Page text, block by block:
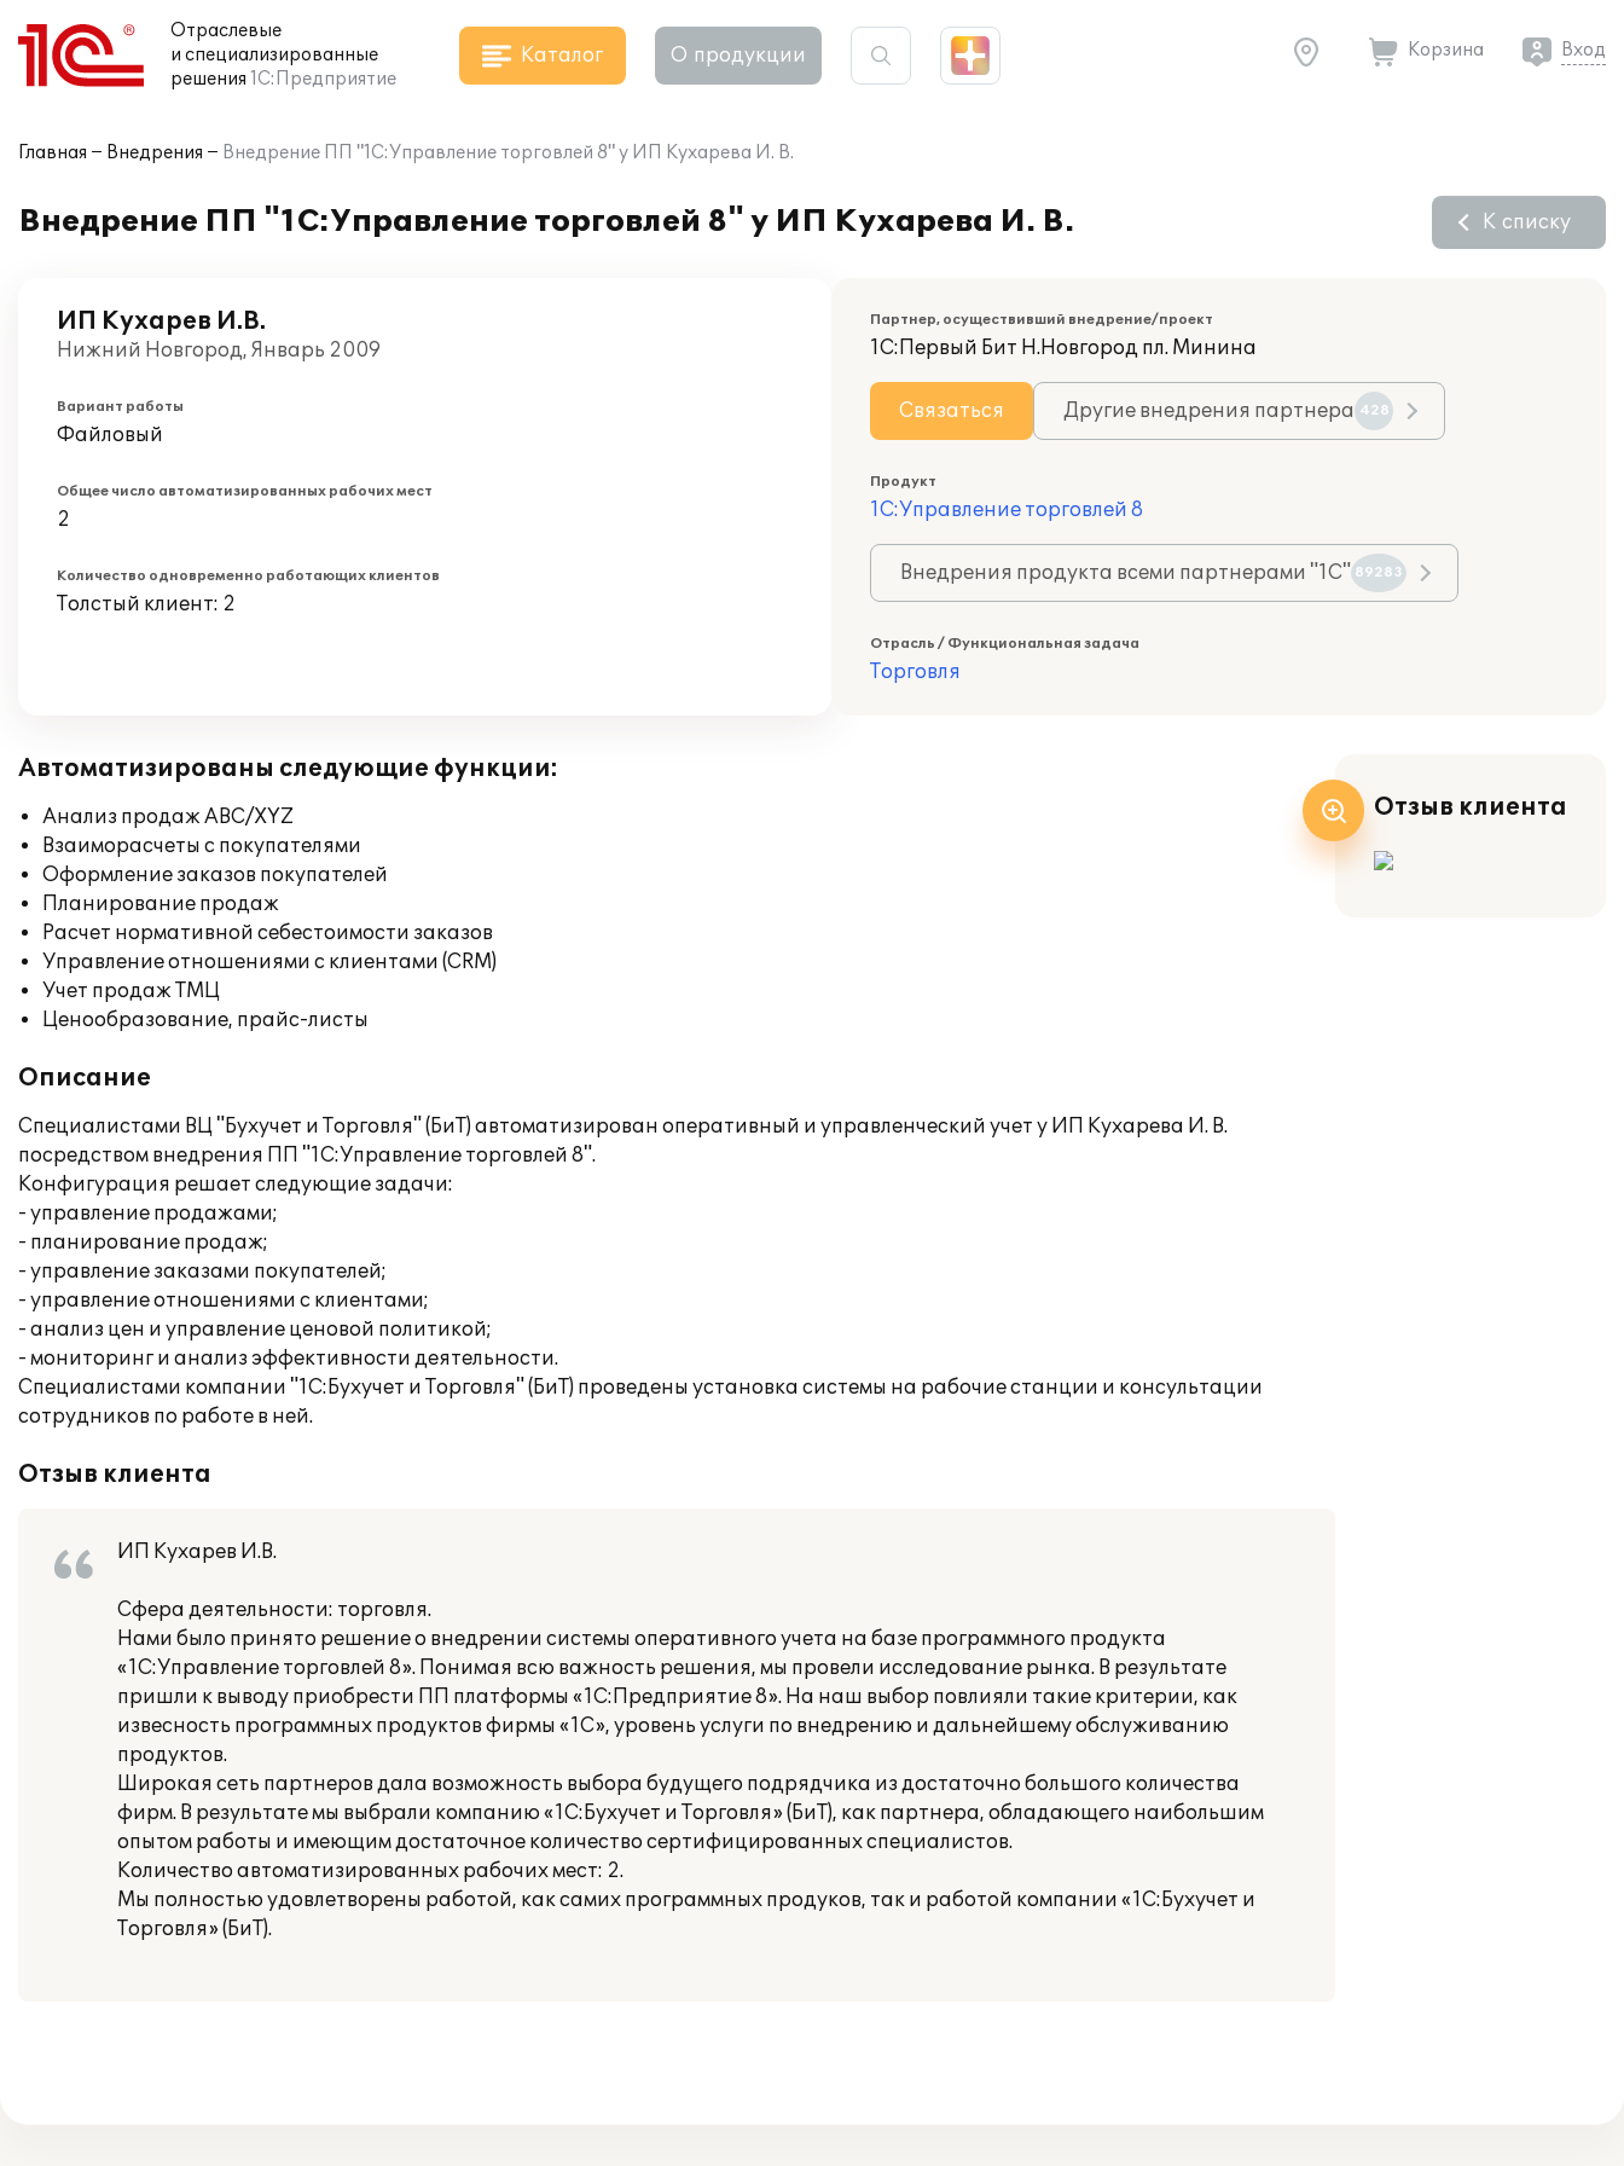
Отраслевые
и специализированные
решения 1С:Предприятие
Каталог О продукции Корзина Вход
Главная Внедрения Внедрение ПП "1С:Управление торговлей 8" у ИП Кухарева И. В.
Внедрение ПП "1С:Управление торговлей 8" у ИП Кухарева И. В. К списку
ИП Кухарев И.В.
Нижний Новгород, Январь 2009
Вариант работы
Файловый
Общее число автоматизированных рабочих мест
2
Количество одновременно работающих клиентов
Толстый клиент: 2
Партнер, осуществивший внедрение/проект
1С:Первый Бит Н.Новгород пл. Минина
Связаться Другие внедрения партнера 428
Продукт
1С:Управление торговлей 8
Внедрения продукта всеми партнерами "1С" 89283
Отрасль / Функциональная задача
Торговля
Автоматизированы следующие функции:
Анализ продаж ABC/XYZ
Взаиморасчеты с покупателями
Оформление заказов покупателей
Планирование продаж
Расчет нормативной себестоимости заказов
Управление отношениями с клиентами (CRM)
Учет продаж ТМЦ
Ценообразование, прайс-листы
Описание
Специалистами ВЦ "Бухучет и Торговля" (БиТ) автоматизирован оперативный и управленческий учет у ИП Кухарева И. В.
посредством внедрения ПП "1С:Управление торговлей 8".
Конфигурация решает следующие задачи:
- управление продажами;
- планирование продаж;
- управление заказами покупателей;
- управление отношениями с клиентами;
- анализ цен и управление ценовой политикой;
- мониторинг и анализ эффективности деятельности.
Специалистами компании "1С:Бухучет и Торговля" (БиТ) проведены установка системы на рабочие станции и консультации
сотрудников по работе в ней.
Отзыв клиента
ИП Кухарев И.В.
Сфера деятельности: торговля.
Нами было принято решение о внедрении системы оперативного учета на базе программного продукта
«1С:Управление торговлей 8». Понимая всю важность решения, мы провели исследование рынка. В результате
пришли к выводу приобрести ПП платформы «1С:Предприятие 8». На наш выбор повлияли такие критерии, как
извесность программных продуктов фирмы «1С», уровень услуги по внедрению и дальнейшему обслуживанию
продуктов.
Широкая сеть партнеров дала возможность выбора будущего подрядчика из достаточно большого количества
фирм. В результате мы выбрали компанию «1С:Бухучет и Торговля» (БиТ), как партнера, обладающего наибольшим
опытом работы и имеющим достаточное количество сертифицированных специалистов.
Количество автоматизированных рабочих мест: 2.
Мы полностью удовлетворены работой, как самих программных продуков, так и работой компании «1С:Бухучет и
Торговля» (БиТ).
Отзыв клиента